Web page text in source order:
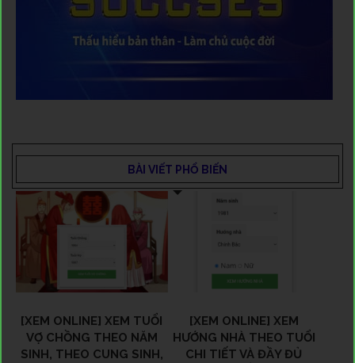
BÀI VIẾT PHỔ BIẾN
[XEM ONLINE] XEM TUỔI
VỢ CHỒNG THEO NĂM
SINH, THEO CUNG SINH,
[XEM ONLINE] XEM
HƯỚNG NHÀ THEO TUỔI
CHI TIẾT VÀ ĐẦY ĐỦ